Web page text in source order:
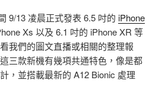
9/13 凌晨正式發表 6.5 吋的 iPhone
Xs 以及 6.1 吋的 iPhone XR 等
我們的圖文直播或相關的整理報
三款新機有幾項共通特色，像是都
，並搭載最新的 A12 Bionic 處理